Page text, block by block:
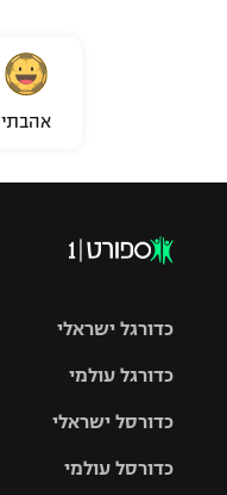
אהבתי
כדורגל ישראלי
כדורגל עולמי
האלופות
כדורסל ישראלי
כדורסל עולמי